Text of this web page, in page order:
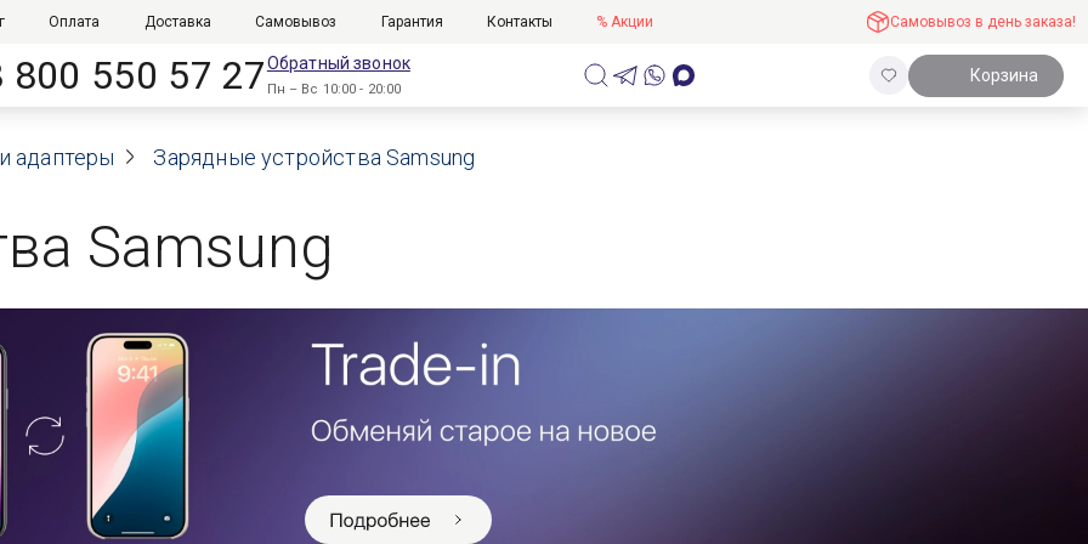
Оплата Доставка Самовывоз Гарантия Контакты % Акции Самовывоз в день заказа!
800 550 57 27Обратный звонок
Пн – Вс 10:00 - 20:00
Корзина
адаптеры Зарядные устройства Samsung
Samsung